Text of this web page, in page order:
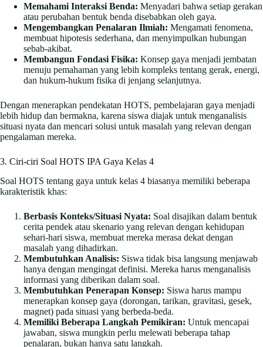
Memahami Interaksi Benda: Menyadari bahwa setiap gerakan
atau perubahan bentuk benda disebabkan oleh gaya.
Mengembangkan Penalaran Ilmiah: Mengamati fenomena,
membuat hipotesis sederhana, dan menyimpulkan hubungan
sebab-akibat.
Membangun Fondasi Fisika: Konsep gaya menjadi jembatan
menuju pemahaman yang lebih kompleks tentang gerak, energi,
dan hukum-hukum fisika di jenjang selanjutnya.
Dengan menerapkan pendekatan HOTS, pembelajaran gaya menjadi
lebih hidup dan bermakna, karena siswa diajak untuk menganalisis
situasi nyata dan mencari solusi untuk masalah yang relevan dengan
pengalaman mereka.
3. Ciri-ciri Soal HOTS IPA Gaya Kelas 4
Soal HOTS tentang gaya untuk kelas 4 biasanya memiliki beberapa
karakteristik khas:
Berbasis Konteks/Situasi Nyata: Soal disajikan dalam bentuk
cerita pendek atau skenario yang relevan dengan kehidupan
sehari-hari siswa, membuat mereka merasa dekat dengan
masalah yang dihadirkan.
Membutuhkan Analisis: Siswa tidak bisa langsung menjawab
hanya dengan mengingat definisi. Mereka harus menganalisis
informasi yang diberikan dalam soal.
Membutuhkan Penerapan Konsep: Siswa harus mampu
menerapkan konsep gaya (dorongan, tarikan, gravitasi, gesek,
magnet) pada situasi yang berbeda-beda.
Memiliki Beberapa Langkah Pemikiran: Untuk mencapai
jawaban, siswa mungkin perlu melewati beberapa tahap
penalaran, bukan hanya satu langkah.